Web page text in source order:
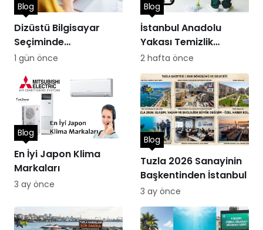
Dizüstü Bilgisayar
Seçiminde
Performans
Blog
1 gün önce
İstanbul Anadolu
Yakası Temizlik
Hizmetleri
Blog
2 hafta önce
En İyi Japon Klima
Markaları
Blog
3 ay önce
Tuzla 2026 Sanayinin
Başkentinden İstanbul
Blog
3 ay önce